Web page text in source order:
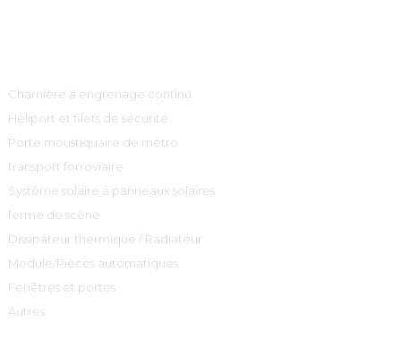
Charnière à engrenage continu
Héliport et filets de sécurité
Porte moustiquaire de métro
transport ferroviaire
Système solaire à panneaux solaires
ferme de scène
Dissipateur thermique / Radiateur
Module/Pièces automatiques
Fenêtres et portes
Autres